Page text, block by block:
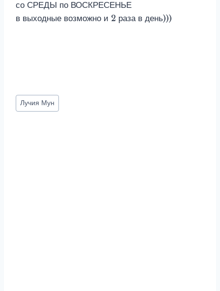
со СРЕДЫ по ВОСКРЕСЕНЬЕ
в выходные возможно и 2 раза в день)))
Метки
записи:
Лучия Мун